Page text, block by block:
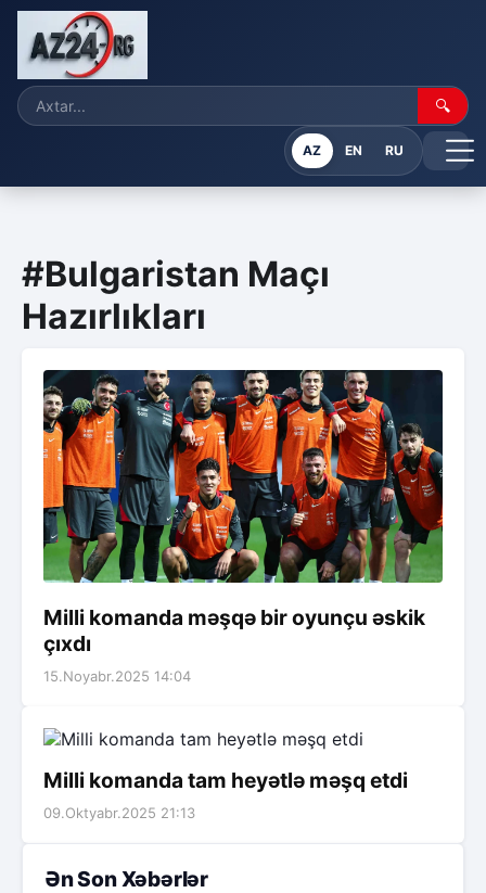
🔍
AZ EN RU
#Bulgaristan Maçı
Hazırlıkları
Milli komanda məşqə bir oyunçu əskik
çıxdı
15.Noyabr.2025 14:04
Milli komanda tam heyətlə məşq etdi
09.Oktyabr.2025 21:13
Ən Son Xəbərlər